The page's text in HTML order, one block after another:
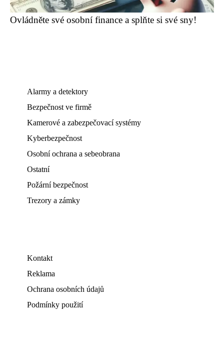
Ovládněte své osobní finance a splňte si své sny!
Alarmy a detektory
Bezpečnost ve firmě
Kamerové a zabezpečovací systémy
Kyberbezpečnost
Osobní ochrana a sebeobrana
Ostatní
Požární bezpečnost
Trezory a zámky
Kontakt
Reklama
Ochrana osobních údajů
Podmínky použití